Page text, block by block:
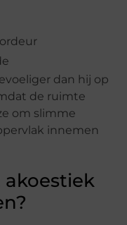
dan hij op
de ruimte
om slimme
innemen